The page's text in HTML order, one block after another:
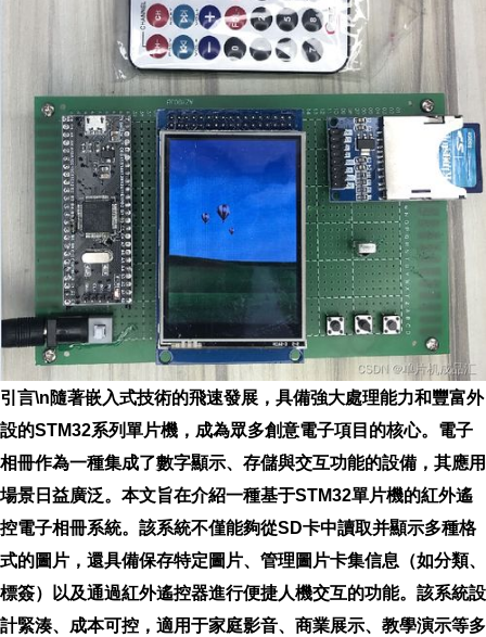
引言\n隨著嵌入式技術的飛速發展，具備強大處理能力和豐富外
設的STM32系列單片機，成為眾多創意電子項目的核心。電子
相冊作為一種集成了數字顯示、存儲與交互功能的設備，其應用
場景日益廣泛。本文旨在介紹一種基于STM32單片機的紅外遙
控電子相冊系統。該系統不僅能夠從SD卡中讀取并顯示多種格
式的圖片，還具備保存特定圖片、管理圖片卡集信息（如分類、
標簽）以及通過紅外遙控器進行便捷人機交互的功能。該系統設
計緊湊、成本可控，適用于家庭影音、商業展示、教學演示等多